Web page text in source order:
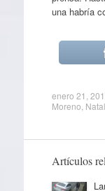
una habría
enero 21,
Moreno
Artículos